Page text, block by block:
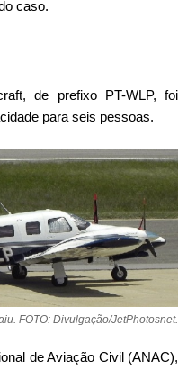
caso.
de prefixo PT-WLP, foi
para seis pessoas.
FOTO: Divulgação/JetPhotosnet.
de Aviação Civil (ANAC),